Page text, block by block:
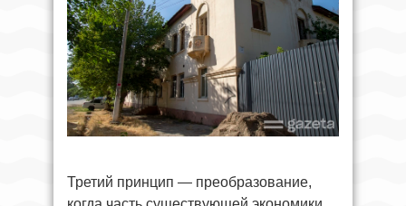
Третий принцип — преобразование,